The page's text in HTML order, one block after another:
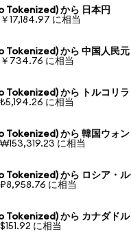
Tokenized) から 日本円
17,184.97 に相当
Tokenized) から 中国人民元
734.76 に相当
Tokenized) から トルコリラ
に相当
Tokenized) から 韓国ウォン
に相当
Tokenized) から ロシア・ル
に相当
Tokenized) から カナダドル
に相当